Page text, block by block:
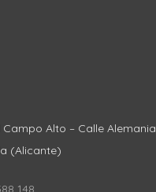
Alto – Calle
(Alicante)
148